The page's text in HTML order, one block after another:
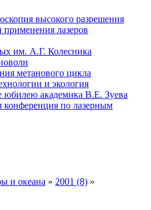
высокого разрешения
лазеров
им. А.Г. Колесника
метанового цикла
и экология
юбилею академика В.Е. Зуева
по лазерным
и океана » 2001 (8) »